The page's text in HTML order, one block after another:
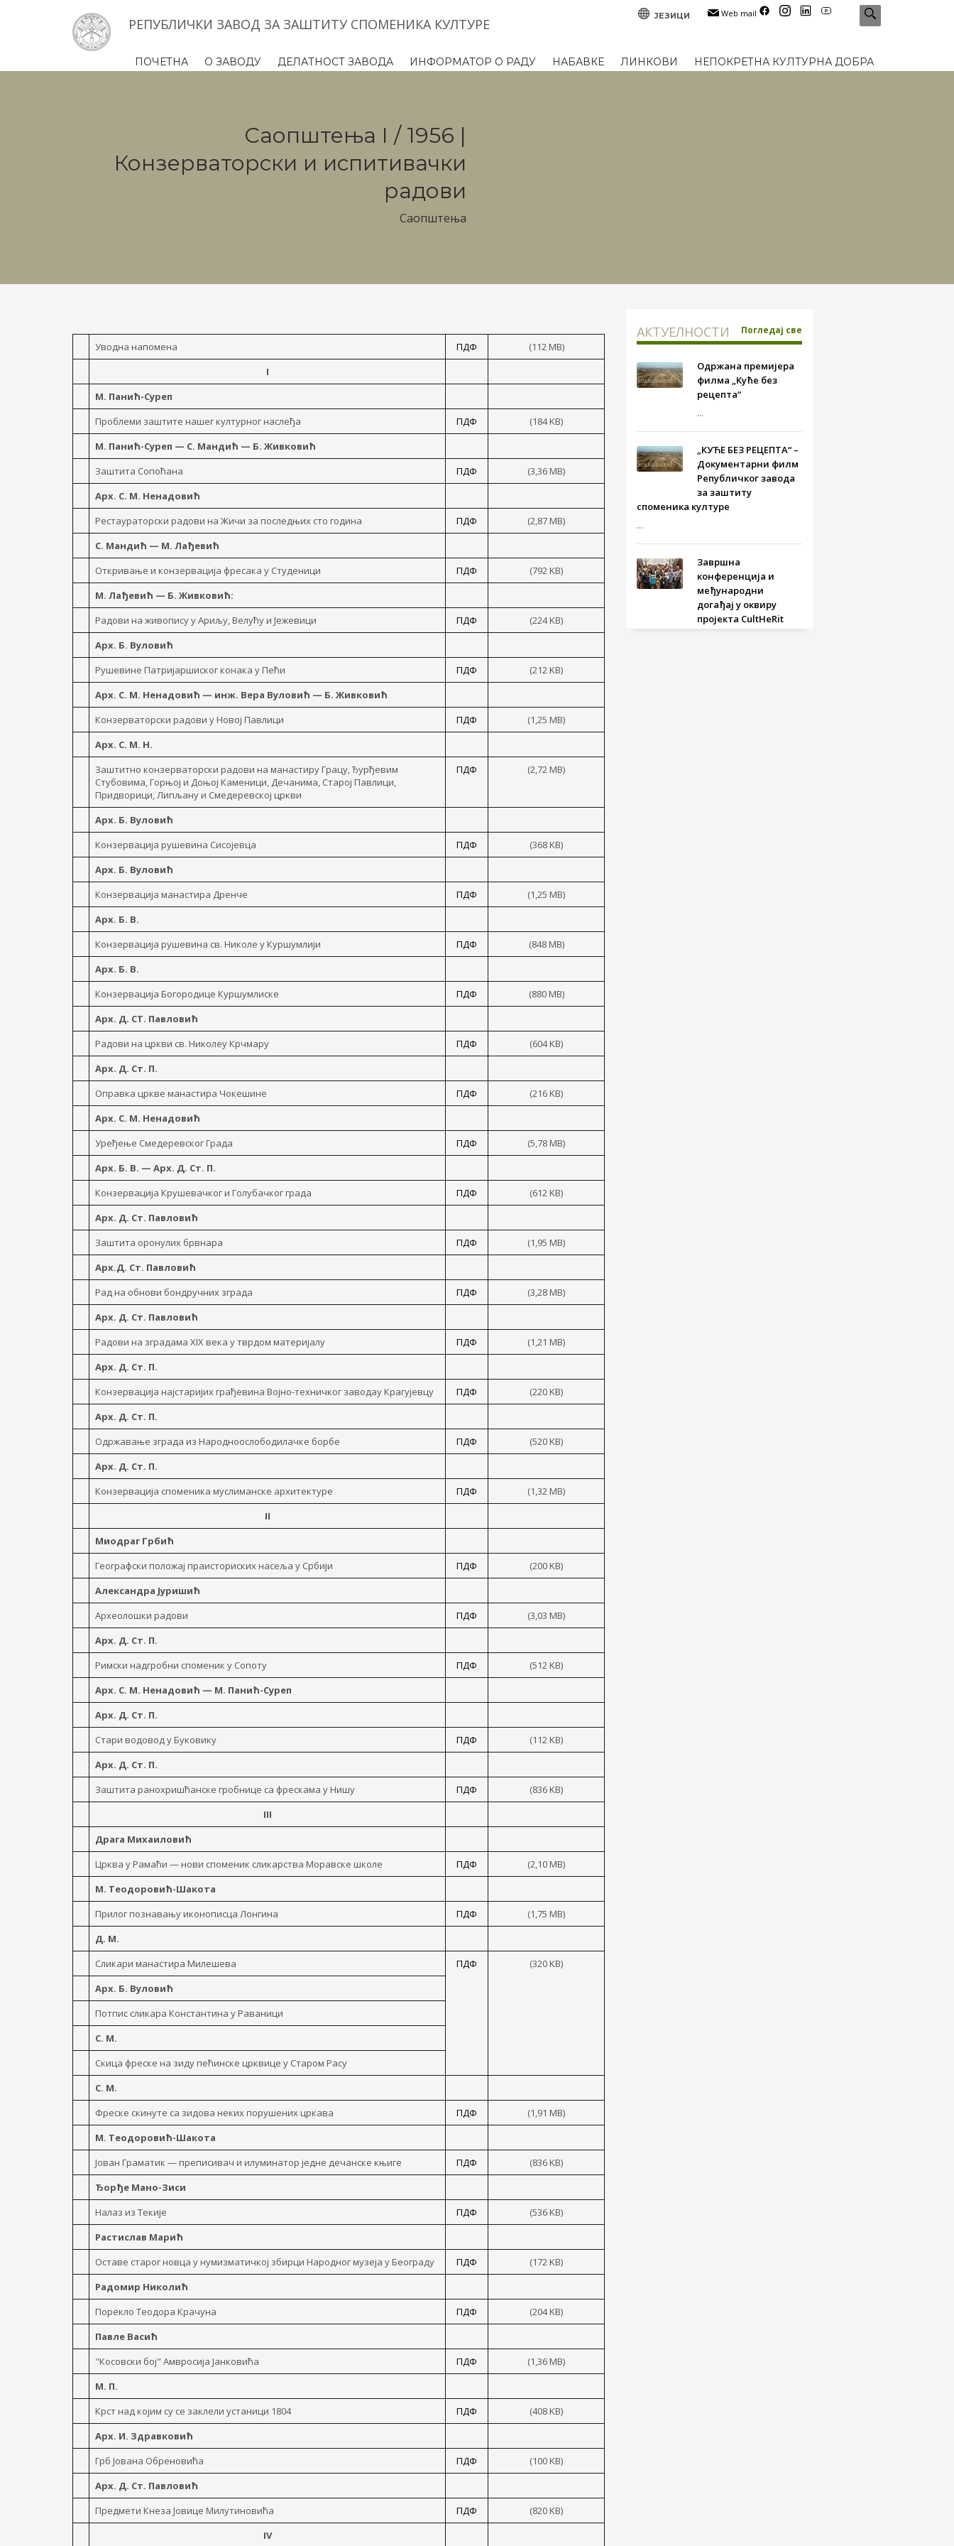
Web mail
ЈЕЗИЦИ
РЕПУБЛИЧКИ ЗАВОД ЗА ЗАШТИТУ СПОМЕНИКА КУЛТУРЕ
ПОЧЕТНА О ЗАВОДУ ДЕЛАТНОСТ ЗАВОДА ИНФОРМАТОР О РАДУ НАБАВКЕ ЛИНКОВИ НЕПОКРЕТНА КУЛТУРНА ДОБРА
Саопштења I / 1956 |
Конзерваторски и испитивачки
радови
Саопштења
Уводна напомена ПДФ
(112 MB)
I
М. Панић-Суреп
Проблеми заштите нашег културног наслеђа
ПДФ
(184 KB)
М. Панић-Суреп — С. Мандић — Б. Живковић
Заштита Сопоћана
ПДФ
(3,36 MB)
Арх. С. М. Ненадовић
Рестаураторски радови на Жичи за последњих сто година
ПДФ
(2,87 MB)
С. Мандић — М. Лађевић
Откривање и конзервација фресака y Студеници
ПДФ
(792 KB)
М. Лађевић — Б. Живковић:
Радови на живопису y Ариљу, Велућу и Јежевици
ПДФ
(224 KB)
Арх. Б. Вуловић
Рушевине Патријаршиског конака y Пећи
ПДФ
(212 KB)
Арх. С. М. Ненадовић — инж. Вера Вуловић — Б. Живковић
Конзерваторски радови y Новој Павлици
ПДФ
(1,25 MB)
Арх. С. M. H.
Заштитно конзерваторски радови на манастиру Грацу, Ђурђевим
Стубовима, Горњој и Доњој Каменици, Дечанима, Старој Павлици,
Придворици, Липљану и Смедеревској цркви
ПДФ (2,72 MB)
Арх. Б. Вуловић
Конзервација рушевина Сисојевца
ПДФ
(368 KB)
Арх. Б. Вуловић
Конзервација манастира Дренче
ПДФ
(1,25 MB)
Арх. Б. В.
Конзервација рушевина св. Николе y Куршумлији
ПДФ
(848 MB)
Арх. Б. В.
Конзервација Богородице Куршумлиске
ПДФ
(880 MB)
Арх. Д. СТ. Павловић
Радови на цркви св. Николеy Крчмару
ПДФ
(604 KB)
Арх. Д. Ст. П.
Оправка цркве манастира Чокешине
ПДФ
(216 KB)
Арх. С. М. Ненадовић
Уређење Смедеревског Града
ПДФ
(5,78 MB)
Арх. Б. В. — Арх. Д. Ст. П.
Конзервација Крушевачког и Голубачког града
ПДФ
(612 KB)
Арх. Д. Ст. Павловић
Заштита оронулих брвнара
ПДФ
(1,95 MB)
Арх.Д. Ст. Павловић
Рад на обнови бондручних зграда
ПДФ
(3,28 MB)
Арх. Д. Ст. Павловић
Радови на зградама XIX века y тврдом материјалу
ПДФ
(1,21 MB)
Арх. Д. Ст. П.
Конзервација најстаријих грађевина Војно-техничког заводаy Крагујевцу
ПДФ
(220 KB)
Арх. Д. Ст. П.
Одржавање зграда из Народноослободилачке борбе
ПДФ
(520 KB)
Арх. Д. Ст. П.
Конзервација споменика муслиманске архитектуре
ПДФ
(1,32 MB)
II
Миодраг Грбић
Географски положај праисториских насеља y Србији
ПДФ
(200 KB)
Александра Јуришић
Археолошки радови
ПДФ
(3,03 MB)
Арх. Д. Ст. П.
Римски надгробни споменик y Сопоту
ПДФ
(512 KB)
Арх. С. М. Ненадовић — М. Панић-Суреп
Арх. Д. Ст. П.
Стари водовод у Буковику
ПДФ
(112 KB)
Арх. Д. Ст. П.
Заштита ранохришћанске гробнице са фрескама y Нишу
ПДФ
(836 KB)
III
Драга Михаиловић
Црква y Рамаћи — нови споменик сликарства Моравске школе
ПДФ
(2,10 MB)
М. Теодоровић-Шакота
Прилог познавању иконописца Лонгина
ПДФ
(1,75 MB)
Д. M.
Сликари манастира Милешева
ПДФ
(320 KB)
Арх. Б. Вуловић
Потпис сликара Константина y Раваници
С. М.
Скица фреске на зиду пећинске црквице y Старом Расу
С. М.
Фреске скинуте са зидова неких порушених цркава
ПДФ
(1,91 MB)
М. Теодоровић-Шакота
Јован Граматик — преписивач и илуминатор једне дечанске књиге
ПДФ
(836 KB)
Ђорђе Мано-Зиси
Налаз из Текије
ПДФ
(536 KB)
Растислав Марић
Оставе старог новца y нумизматичкој збирци Народног музеја y Београду
ПДФ
(172 KB)
Радомир Николић
Порекло Теодора Крачуна
ПДФ
(204 KB)
Павле Васић
"Косовски бој" Амвросија Jанковића
ПДФ
(1,36 MB)
M. П.
Крст над којим су ce заклели устаници 1804
ПДФ
(408 KB)
Арх. И. Здравковић
Грб Јована Обреновића
ПДФ
(100 KB)
Арх. Д. Ст. Павловић
Предмети Кнеза Јовице Милутиновића
ПДФ
(820 KB)
IV
АКТУЕЛНОСТИ Погледај све
Одржана премијера
филма „Куће без
рецепта“
...
„КУЋЕ БЕЗ РЕЦЕПТА“ –
Документарни филм
Републичког завода
за заштиту
споменика културе
...
Завршна
конференција и
међународни
догађај у оквиру
пројекта CultHeRit